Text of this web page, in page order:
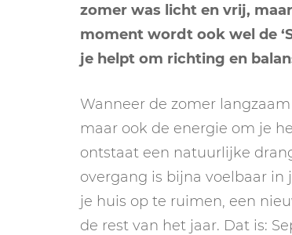
zomer was licht en vrij,
moment wordt ook wel de
je helpt om richting en
Wanneer de zomer
maar ook de energie om je
ontstaat een natuurlijke
overgang is bijna voelbaar
je huis op te ruimen, een
de rest van het jaar. Dat is: